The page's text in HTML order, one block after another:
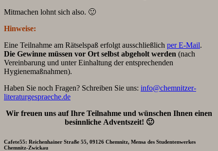
Mitmachen lohnt sich also. 🙂
Hinweise:
Eine Teilnahme am Rätselspaß erfolgt ausschließlich per E-Mail.
Die Gewinne müssen vor Ort selbst abgeholt werden (nach
Vereinbarung und unter Einhaltung der entsprechenden
Hygienemaßnahmen).
Haben Sie noch Fragen? Schreiben Sie uns: info@chemnitzer-
literaturgespraeche.de
Wir freuen uns auf Ihre Teilnahme und wünschen Ihnen einen
besinnliche Adventszeit! 🙂
Cafete55: Reichenhainer Straße 55, 09126 Chemnitz, Mensa des Studentenwerkes
Chemnitz-Zwickau